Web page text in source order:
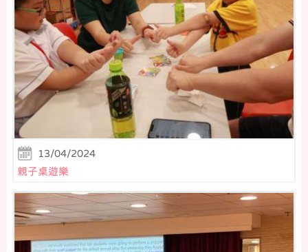
13/04/2024
親子桌遊樂